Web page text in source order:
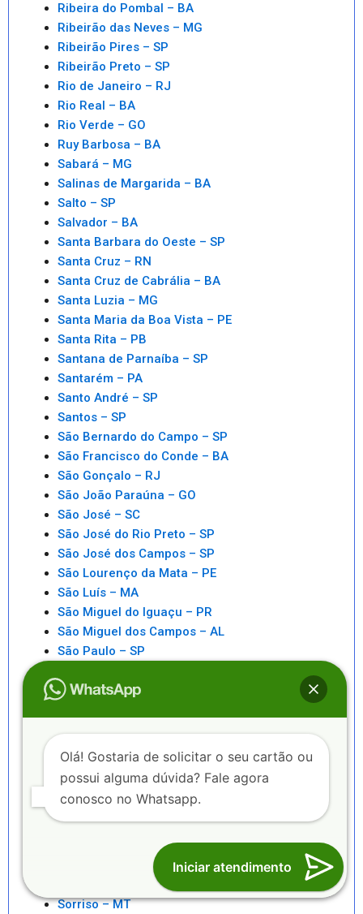
Ribeira do Pombal – BA
Ribeirão das Neves – MG
Ribeirão Pires – SP
Ribeirão Preto – SP
Rio de Janeiro – RJ
Rio Real – BA
Rio Verde – GO
Ruy Barbosa – BA
Sabará – MG
Salinas de Margarida – BA
Salto – SP
Salvador – BA
Santa Barbara do Oeste – SP
Santa Cruz – RN
Santa Cruz de Cabrália – BA
Santa Luzia – MG
Santa Maria da Boa Vista – PE
Santa Rita – PB
Santana de Parnaíba – SP
Santarém – PA
Santo André – SP
Santos – SP
São Bernardo do Campo – SP
São Francisco do Conde – BA
São Gonçalo – RJ
São João Paraúna – GO
São José – SC
São José do Rio Preto – SP
São José dos Campos – SP
São Lourenço da Mata – PE
São Luís – MA
São Miguel do Iguaçu – PR
São Miguel dos Campos – AL
São Paulo – SP
São Sebastiao – SP
Senhor do Bonfim – BA
Serra – ES
Serrinha – BA
Sete Lagoas – MG
Sorriso – MT
Olá! Gostaria de solicitar o seu cartão ou
possui alguma dúvida? Fale agora
conosco no Whatsapp.
Iniciar atendimento